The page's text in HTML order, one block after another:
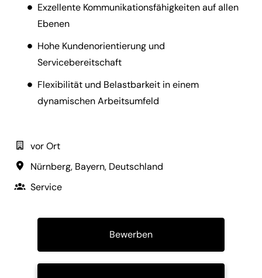
Exzellente Kommunikationsfähigkeiten auf allen
Ebenen
Hohe Kundenorientierung und
Servicebereitschaft
Flexibilität und Belastbarkeit in einem
dynamischen Arbeitsumfeld
vor Ort
Nürnberg, Bayern, Deutschland
Service
Bewerben